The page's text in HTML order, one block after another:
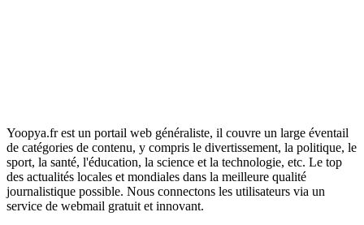
Yoopya.fr est un portail web généraliste, il couvre un large éventail
de catégories de contenu, y compris le divertissement, la politique, le
sport, la santé, l'éducation, la science et la technologie, etc. Le top
des actualités locales et mondiales dans la meilleure qualité
journalistique possible. Nous connectons les utilisateurs via un
service de webmail gratuit et innovant.